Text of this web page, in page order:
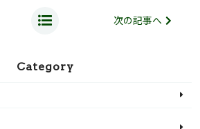
次の記事へ
Category